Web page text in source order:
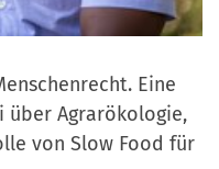
Eine
über Agrarökologie,
von Slow Food für